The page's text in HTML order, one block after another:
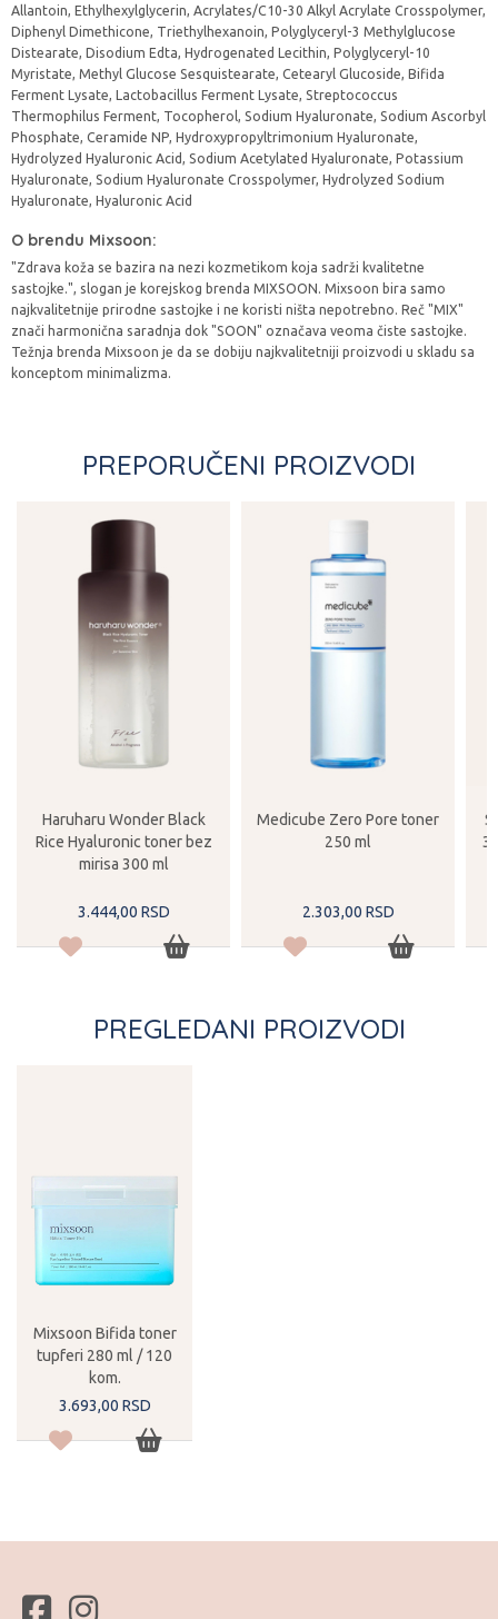
Allantoin, Ethylhexylglycerin, Acrylates/C10-30 Alkyl Acrylate Crosspolymer,
Diphenyl Dimethicone, Triethylhexanoin, Polyglyceryl-3 Methylglucose
Distearate, Disodium Edta, Hydrogenated Lecithin, Polyglyceryl-10
Myristate, Methyl Glucose Sesquistearate, Cetearyl Glucoside, Bifida
Ferment Lysate, Lactobacillus Ferment Lysate, Streptococcus
Thermophilus Ferment, Tocopherol, Sodium Hyaluronate, Sodium Ascorbyl
Phosphate, Ceramide NP, Hydroxypropyltrimonium Hyaluronate,
Hydrolyzed Hyaluronic Acid, Sodium Acetylated Hyaluronate, Potassium
Hyaluronate, Sodium Hyaluronate Crosspolymer, Hydrolyzed Sodium
Hyaluronate, Hyaluronic Acid
O brendu Mixsoon:
"Zdrava koža se bazira na nezi kozmetikom koja sadrži kvalitetne
sastojke.", slogan je korejskog brenda MIXSOON. Mixsoon bira samo
najkvalitetnije prirodne sastojke i ne koristi ništa nepotrebno. Reč "MIX"
znači harmonična saradnja dok "SOON" označava veoma čiste sastojke.
Težnja brenda Mixsoon je da se dobiju najkvalitetniji proizvodi u skladu sa
konceptom minimalizma.
PREPORUČENI PROIZVODI
Haruharu Wonder Black
Rice Hyaluronic toner bez
mirisa 300 ml
3.444,00 RSD
Medicube Zero Pore toner
250 ml
2.303,00 RSD
PREGLEDANI PROIZVODI
Mixsoon Bifida toner
tupferi 280 ml / 120
kom.
3.693,00 RSD